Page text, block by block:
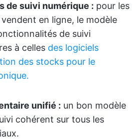
de suivi numérique : pour les
en ligne, le modèle
de suivi
à celles des logiciels
des stocks pour le
unifié : un bon modèle
cohérent sur tous les